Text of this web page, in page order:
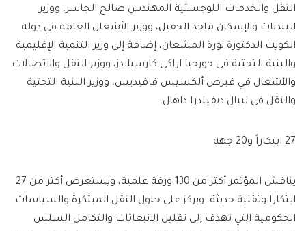
النقل والخدمات اللوجستية المهندس صالح الجاسر، ووزير
البلديات والإسكان ماجد الحقيل، ووزير الأشغال العامة في دولة
الكويت الدكتورة نورة المشعان، إضافة إلى وزير التنمية الإقليمية
والبنية التحتية في جورجيا اراكي كارسيلادز، ووزير النقل والاتصالات
والأشغال في قبرص ألكسيس فافيديس، ووزير البنية التحتية
والنقل في نيبال ديفيندرا داهال.
27 ابتكاراً و20 جهة
يناقش المؤتمر أكثر من 130 ورقة علمية، ويستعرض أكثر من 27
ابتكارا وتقنية حديثة، ويركز على حلول النقل المبتكرة والسياسات
الحكومية التي تهدف إلى تقليل الانبعاثات والتكامل السلس